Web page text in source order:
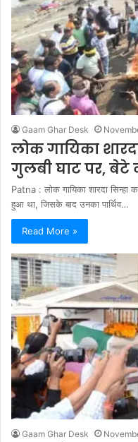
Gaam Ghar Desk
लोक गायिका
गुलबी घाट पर, बेटे
Patna : लोक गायिका शारदा सिन्हा
हुआ था, जिसके बाद उनका पार्थिव…
Read More »
Gaam Ghar Desk